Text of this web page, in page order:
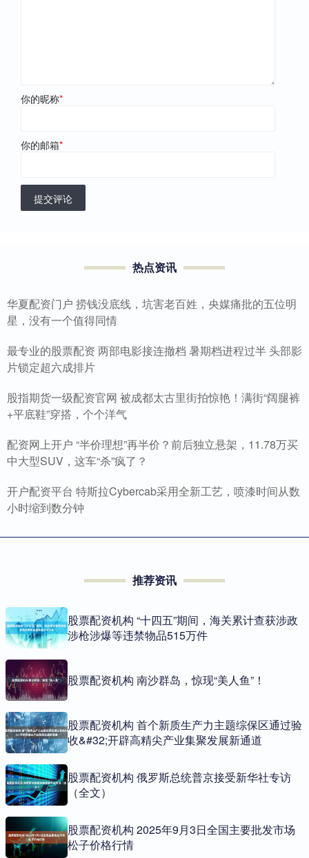
你的昵称*
你的邮箱*
提交评论
热点资讯
华夏配资门户 捞钱没底线，坑害老百姓，央媒痛批的五位明
星，没有一个值得同情
最专业的股票配资 两部电影接连撤档 暑期档进程过半 头部影
片锁定超六成排片
股指期货一级配资官网 被成都太古里街拍惊艳！满街“阔腿裤
+平底鞋”穿搭，个个洋气
配资网上开户 “半价理想”再半价？前后独立悬架，11.78万买
中大型SUV，这车“杀”疯了？
开户配资平台 特斯拉Cybercab采用全新工艺，喷漆时间从数
小时缩到数分钟
推荐资讯
股票配资机构 “十四五”期间，海关累计查获涉政
涉枪涉爆等违禁物品515万件
股票配资机构 南沙群岛，惊现“美人鱼”！
股票配资机构 首个新质生产力主题综保区通过验
收&#32;开辟高精尖产业集聚发展新通道
股票配资机构 俄罗斯总统普京接受新华社专访
（全文）
股票配资机构 2025年9月3日全国主要批发市场
松子价格行情